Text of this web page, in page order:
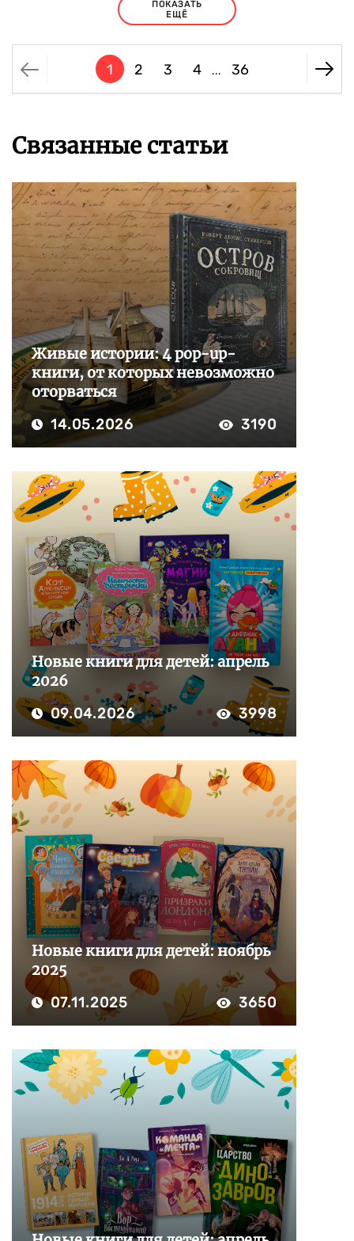
ПОКАЗАТЬ
ЕЩЁ
1 2 3 4 ... 36
Связанные статьи
Живые истории: 4 pop-up-
книги, от которых невозможно
оторваться
14.05.2026 3190
Новые книги для детей: апрель
2026
09.04.2026 3998
Новые книги для детей: ноябрь
2025
07.11.2025 3650